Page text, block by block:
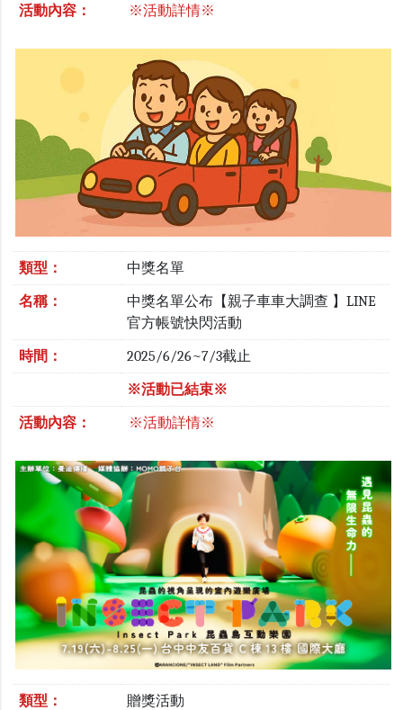
活動內容： ※活動詳情※
類型： 中獎名單
名稱：
中獎名單公布【親子車車大調查 】LINE
官方帳號快閃活動
時間： 2025/6/26~7/3截止
※活動已結束※
活動內容： ※活動詳情※
類型： 贈獎活動